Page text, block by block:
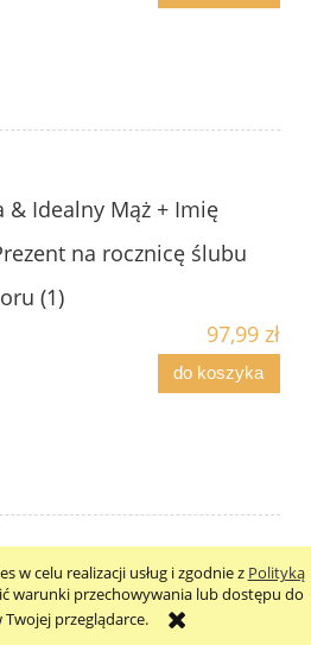
w celu realizacji usług i zgodnie z Polityką
warunki przechowywania lub dostępu do
przeglądarce.
& Idealny Mąż + Imię
na rocznicę ślubu
(1)
97,99 zł
do koszyka
& Mąż złote serce 250ml
/ 1 Litr Prezent na ślub